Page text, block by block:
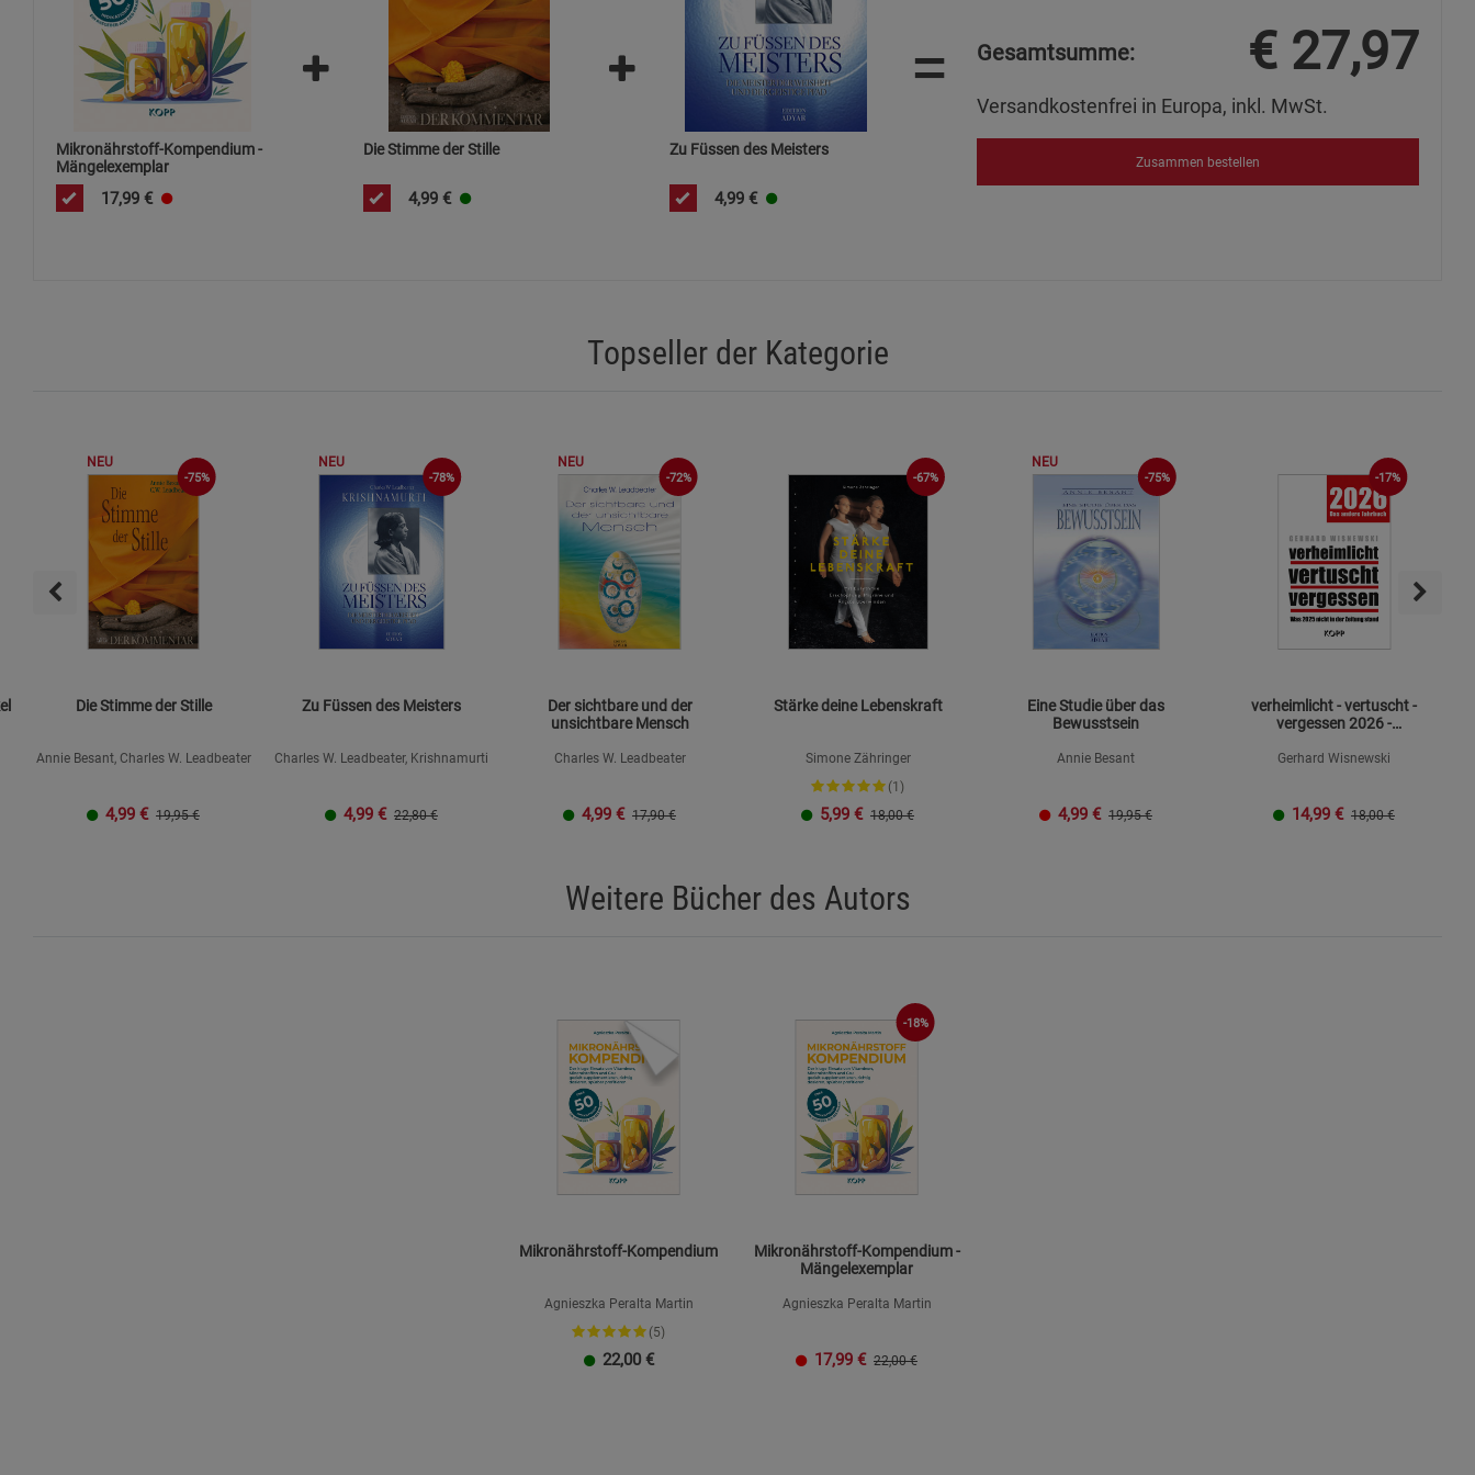
Mikronährstoff-Kompendium -
Mängelexemplar
17,99 €
Die Stimme der Stille
4,99 €
Zu Füssen des Meisters
4,99 €
= Gesamtsumme: € 27,97
Versandkostenfrei in Europa, inkl. MwSt.
Zusammen bestellen
Topseller der Kategorie
NEU
-75%
Die Stimme der Stille
Annie Besant, Charles W. Leadbeater
4,99 € 19,95 €
NEU
-78%
Zu Füssen des Meisters
Charles W. Leadbeater, Krishnamurti
4,99 € 22,80 €
NEU
-72%
Der sichtbare und der
unsichtbare Mensch
Charles W. Leadbeater
4,99 € 17,90 €
-67%
Stärke deine Lebenskraft
Simone Zähringer
(1)
5,99 € 18,00 €
NEU
-75%
Eine Studie über das
Bewusstsein
Annie Besant
4,99 € 19,95 €
-17%
verheimlicht - vertuscht -
vergessen 2026 -
Gerhard Wisnewski
14,99 € 18,00 €
Weitere Bücher des Autors
Mikronährstoff-Kompendium
Agnieszka Peralta Martin
(5)
22,00 €
-18%
Mikronährstoff-Kompendium -
Mängelexemplar
Agnieszka Peralta Martin
17,99 € 22,00 €
Statistik Cookies (2)
Beschreibung Statistik Cookies
Cookie-Informationenanzeigen
Marketing Cookies (3)
Beschreibung Marketing Cookies